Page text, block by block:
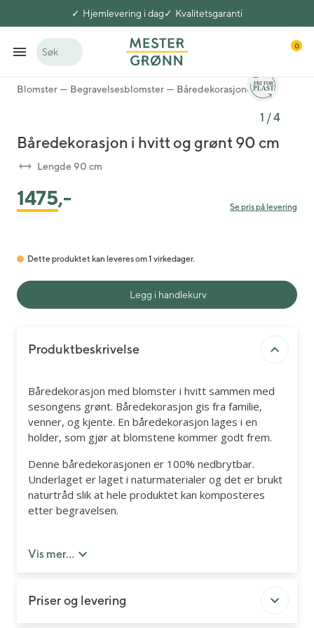
Hjemlevering i dag Kvalitetsgaranti
Søk
0
Blomster Begravelsesblomster Båredekorasjoner
1 /4
Båredekorasjon i hvitt og grønt 90 cm
Lengde 90 cm
1475,- Se pris på levering
Dette produktet kan leveres om 1 virkedager.
Legg i handlekurv
Produktbeskrivelse
Båredekorasjon med blomster i hvitt sammen med
sesongens grønt. Båredekorasjon gis fra familie,
venner, og kjente. En båredekorasjon lages i en
holder, som gjør at blomstene kommer godt frem.
Denne båredekorasjonen er 100% nedbrytbar.
Underlaget er laget i naturmaterialer og det er brukt
naturtråd slik at hele produktet kan komposteres
etter begravelsen.
senere i handleløpet.
Vis mer...
Priser og levering